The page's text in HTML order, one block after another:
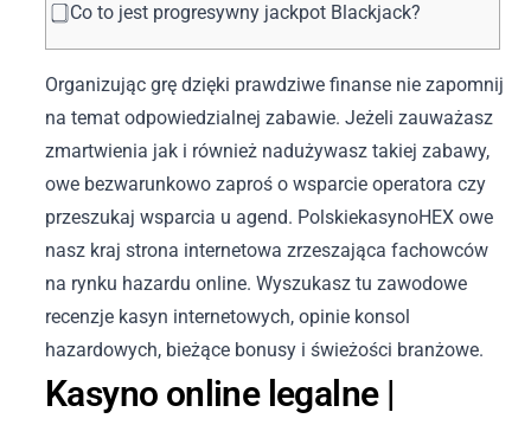
⃣ Co to jest progresywny jackpot Blackjack?
Organizując grę dzięki prawdziwe finanse nie zapomnij
na temat odpowiedzialnej zabawie. Jeżeli zauważasz
zmartwienia jak i również nadużywasz takiej zabawy,
owe bezwarunkowo zaproś o wsparcie operatora czy
przeszukaj wsparcia u agend. PolskiekasynoHEX owe
nasz kraj strona internetowa zrzeszająca fachowców
na rynku hazardu online. Wyszukasz tu zawodowe
recenzje kasyn internetowych, opinie konsol
hazardowych, bieżące bonusy i świeżości branżowe.
Kasyno online legalne |